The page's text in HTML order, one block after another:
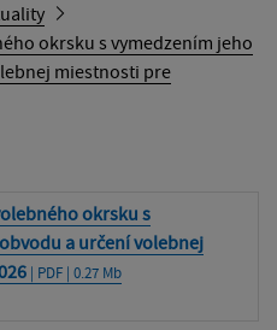
okrsku s vymedzením jeho
miestnosti pre
okrsku s
a určení volebnej
| PDF | 0.27 Mb